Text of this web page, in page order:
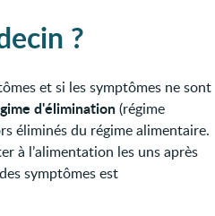
?
et si les symptômes ne sont
d'élimination(régime
éliminés du régime alimentaire.
à l’alimentation les uns après
symptômes est